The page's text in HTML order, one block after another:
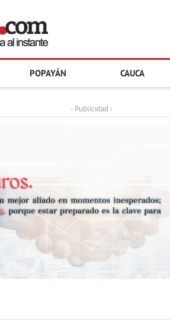
POPAYÁN CAUCA
- Publicidad -